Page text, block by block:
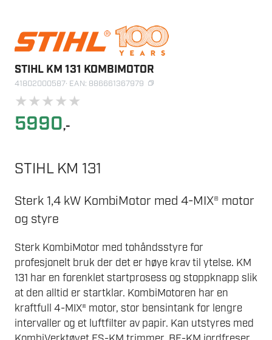
STIHL KM 131 KOMBIMOTOR
41802000587· EAN: 886661367979
★★★★★
5990,-
STIHL KM 131
Sterk 1,4 kW KombiMotor med 4-MIX® motor
og styre
Sterk KombiMotor med tohåndsstyre for
profesjonelt bruk der det er høye krav til ytelse. KM
131 har en forenklet startprosess og stoppknapp slik
at den alltid er startklar. KombiMotoren har en
kraftfull 4-MIX® motor, stor bensintank for lengre
intervaller og et luftfilter av papir. Kan utstyres med